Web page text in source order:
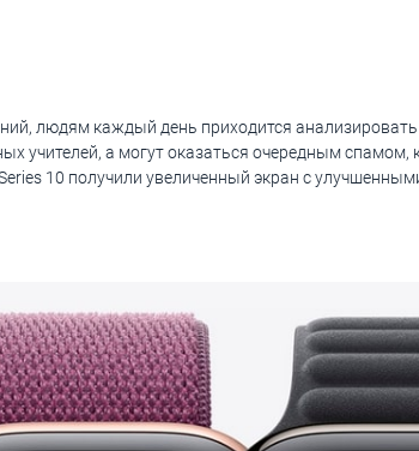
людям каждый день приходится
учителей, а могут оказаться очередным
10 получили увеличенный экран с